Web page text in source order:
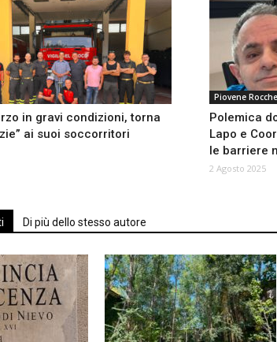
in gravi condizioni, torna
ai suoi soccorritori
Piovene
Polemica
Lapo e
le barriere
2 Agosto 2025
Di più dello stesso autore